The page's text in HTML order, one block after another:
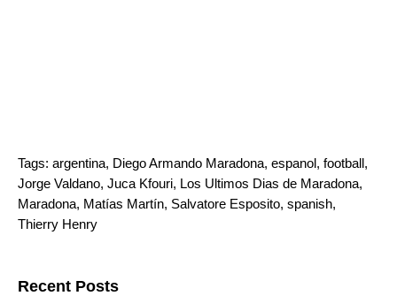
Tags: argentina, Diego Armando Maradona, espanol, football,
Jorge Valdano, Juca Kfouri, Los Ultimos Dias de Maradona,
Maradona, Matías Martín, Salvatore Esposito, spanish,
Thierry Henry
Recent Posts